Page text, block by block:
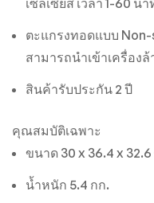
เซลเซียส เวลา 1-60 นา
ตะแกรงทอดแบบ
สามารถนำเข้าเครื่องล้
สินค้ารับประกัน 2 ปี
คุณสมบัติเฉพาะ
ขนาด 30 x 36.4 x
น้ำหนัก 5.4 กก.